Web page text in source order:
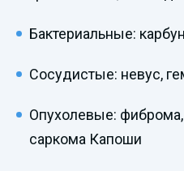
Бактериальные:
Сосудистые: невус,
Опухолевые:
саркома Капоши